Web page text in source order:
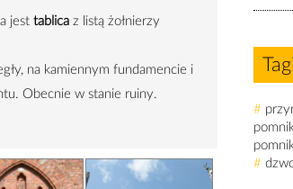
jest tablica z listą żołnierzy
na kamiennym fundamencie i
Obecnie w stanie ruiny.
#
#